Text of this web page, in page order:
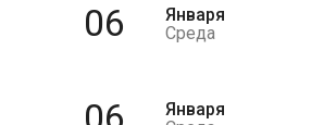
06
Января
Среда
Января